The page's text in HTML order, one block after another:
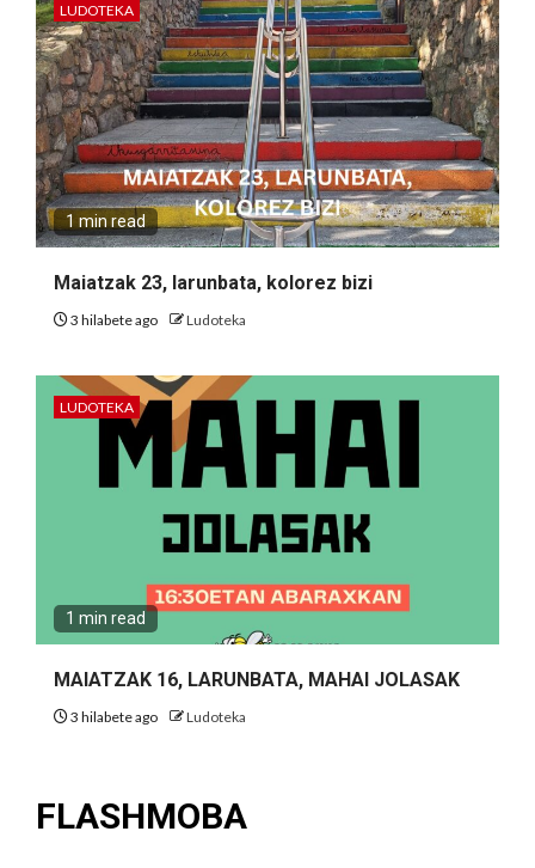
LUDOTEKA
1 min read
Maiatzak 23, larunbata, kolorez bizi
3 hilabete ago Ludoteka
LUDOTEKA
1 min read
MAIATZAK 16, LARUNBATA, MAHAI JOLASAK
3 hilabete ago Ludoteka
FLASHMOBA